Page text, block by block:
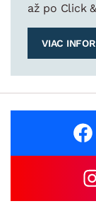
až po Click
VIAC